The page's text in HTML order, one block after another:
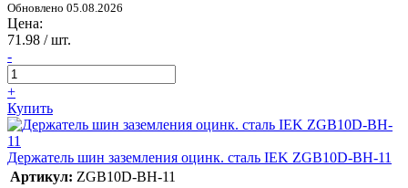
Обновлено 05.08.2026
Цена:
71.98 / шт.
-
+
Купить
Держатель шин заземления оцинк. сталь IEK ZGB10D-BH-11
Артикул: ZGB10D-BH-11